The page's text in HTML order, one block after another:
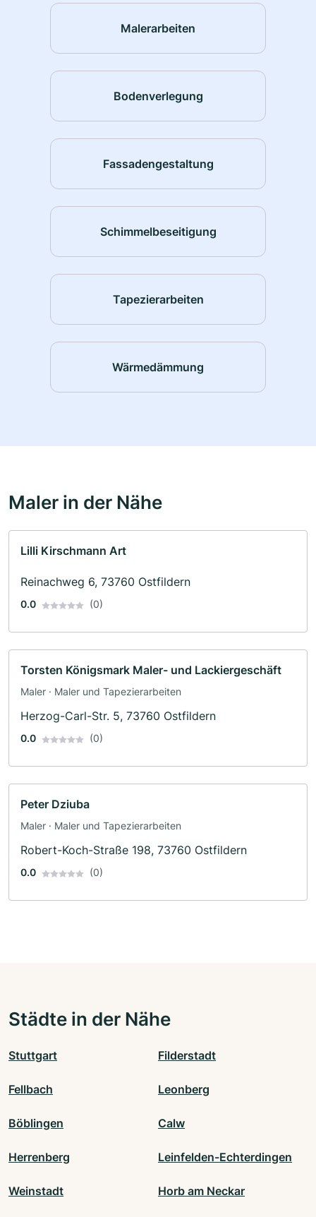
Malerarbeiten
Bodenverlegung
Fassadengestaltung
Schimmelbeseitigung
Tapezierarbeiten
Wärmedämmung
Maler in der Nähe
Lilli Kirschmann Art
Reinachweg 6, 73760 Ostfildern
0.0 (0)
Torsten Königsmark Maler- und Lackiergeschäft
Maler · Maler und Tapezierarbeiten
Herzog-Carl-Str. 5, 73760 Ostfildern
0.0 (0)
Peter Dziuba
Maler · Maler und Tapezierarbeiten
Robert-Koch-Straße 198, 73760 Ostfildern
0.0 (0)
Städte in der Nähe
Stuttgart Filderstadt
Fellbach Leonberg
Böblingen Calw
Herrenberg Leinfelden-Echterdingen
Weinstadt Horb am Neckar